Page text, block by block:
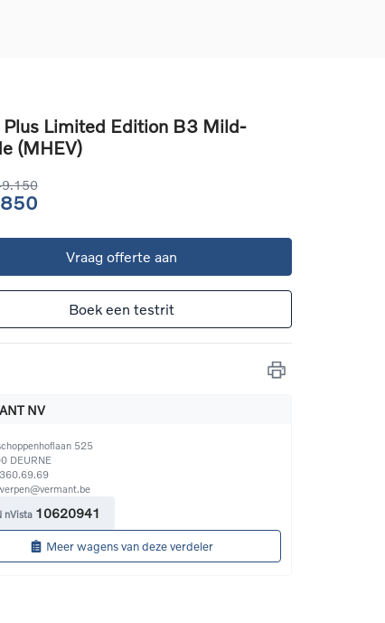
Limited Edition B3 Mild-
(MHEV)
Vraag offerte aan
Boek een testrit
NV
525
DEURNE
nVista 10620941
Meer wagens van deze verdeler